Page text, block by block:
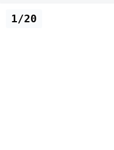
1/20